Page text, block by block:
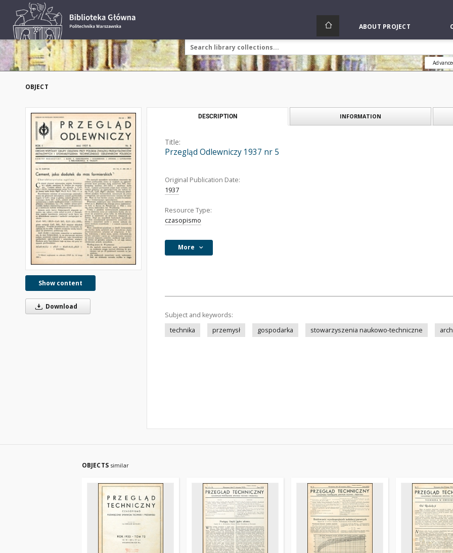
ABOUT PROJECT
OBJECT
Show content
Download
DESCRIPTION INFORMATION
Title:
Przegląd Odlewniczy 1937 nr 5
Original Publication Date:
1937
Resource Type:
czasopismo
More
Subject and keywords:
technika
przemysł gospodarka stowarzyszenia naukowo-techniczne
OBJECTS similar